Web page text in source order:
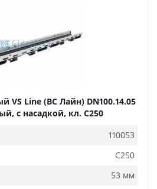
VS Line (ВС Лайн) DN100.14.05
с насадкой, кл. С250
110053
C250
53 мм